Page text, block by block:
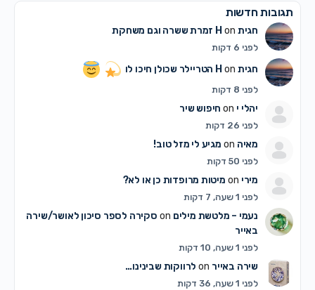
תגובות חדשות
חגית Hon זמרת ששרה וגם משחקת
לפני 6 דקות
חגית Hon הטריילר שכולן חיכו לו
לפני 8 דקות
יהלי י on חיפוש שיר
לפני 26 דקות
מאיהon מגיע לי מזל טוב!
לפני 50 דקות
מיריon מיטות מרופדות כן או לא?
לפני 1 שעה, 7 דקות
נעמי – מלטשת מיליםon
סקירה לספר סיכון לאושר/שירה
באייר
לפני 1 שעה, 10 דקות
שירה באיירon לרווקות שבינינו…
לפני 1 שעה, 36 דקות